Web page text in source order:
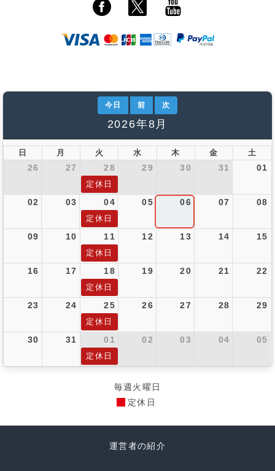
今日 前 次
2026年8月
日 月 火 水 木 金 土
26 27 28 29 30 31 01
定休日
02 03 04 05 06 07 08
定休日
09 10 11 12 13 14 15
定休日
16 17 18 19 20 21 22
定休日
23 24 25 26 27 28 29
定休日
30 31 01 02 03 04 05
定休日
毎週火曜日
定休日
運営者の紹介